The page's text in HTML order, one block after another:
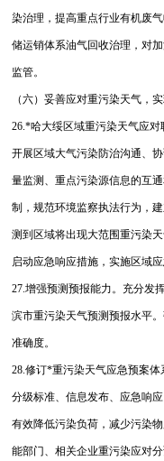
染治理，提高重点行业有机废
储运销体系油气回收治理，对
监管。
（六）妥善应对重污染天气，
26.*哈大绥区域重污染天气应
开展区域大气污染防治沟通、
量监测、重点污染源信息的互
制，规范环境监察执法行为，
测到区域将出现大范围重污染
启动应急响应措施，实施区域应
27.增强预测预报能力。充分发
滨市重污染天气预测预报水平
准确度。
28.修订*重污染天气应急预案
分级标准、信息发布、应急响
有效降低污染负荷，减少污染
能部门、相关企业重污染应对